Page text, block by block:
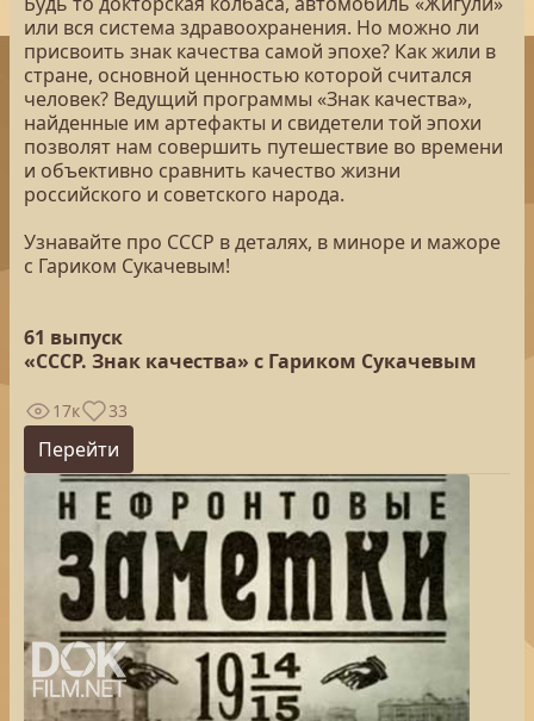
или вся система здравоохранения. Но можно ли
присвоить знак качества самой эпохе? Как жили в
стране, основной ценностью которой считался
человек? Ведущий программы «Знак качества»,
найденные им артефакты и свидетели той эпохи
позволят нам совершить путешествие во времени
и объективно сравнить качество жизни
российского и советского народа.
Узнавайте про СССР в деталях, в миноре и мажоре
с Гариком Сукачевым!
61 выпуск
«СССР. Знак качества» с Гариком Сукачевым
17к 33
Перейти